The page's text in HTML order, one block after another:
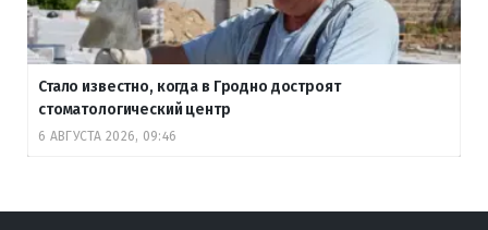
Стало известно, когда в Гродно достроят
стоматологический центр
6 АВГУСТА 2026, 09:46